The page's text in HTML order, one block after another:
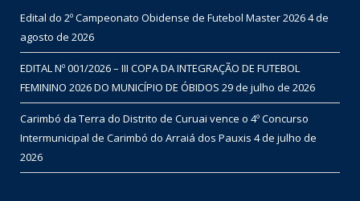
Edital do 2º Campeonato Obidense de Futebol Master 20264 de
agosto de 2026
EDITAL Nº 001/2026 – III COPA DA INTEGRAÇÃO DE FUTEBOL
FEMININO 2026 DO MUNICÍPIO DE ÓBIDOS 29 de julho de 2026
Carimbó da Terra do Distrito de Curuai vence o 4º Concurso
Intermunicipal de Carimbó do Arraiá dos Pauxis 4 de julho de
2026